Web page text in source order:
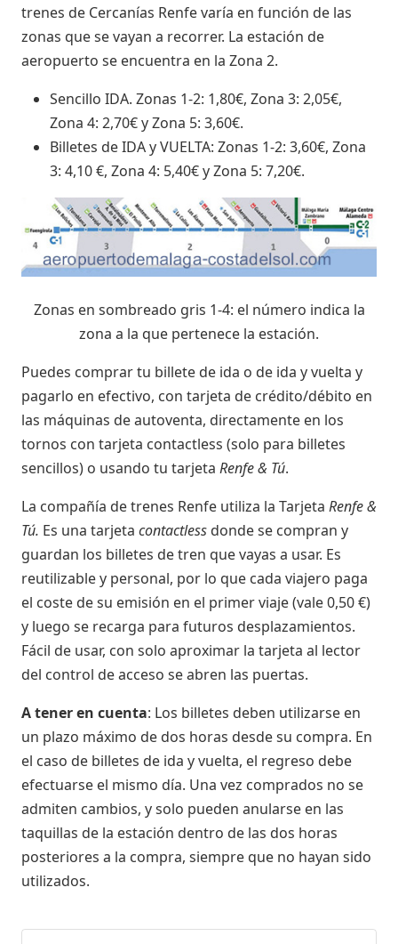
trenes de Cercanías Renfe varía en función de las
zonas que se vayan a recorrer. La estación de
aeropuerto se encuentra en la Zona 2.
Sencillo IDA. Zonas 1-2: 1,80€, Zona 3: 2,05€,
Zona 4: 2,70€ y Zona 5: 3,60€.
Billetes de IDA y VUELTA: Zonas 1-2: 3,60€, Zona
3: 4,10 €, Zona 4: 5,40€ y Zona 5: 7,20€.
Zonas en sombreado gris 1-4: el número indica la
zona a la que pertenece la estación.
Puedes comprar tu billete de ida o de ida y vuelta y
pagarlo en efectivo, con tarjeta de crédito/débito en
las máquinas de autoventa, directamente en los
tornos con tarjeta contactless (solo para billetes
sencillos) o usando tu tarjeta Renfe & Tú.
La compañía de trenes Renfe utiliza la Tarjeta Renfe &
Tú. Es una tarjeta contactless donde se compran y
guardan los billetes de tren que vayas a usar. Es
reutilizable y personal, por lo que cada viajero paga
el coste de su emisión en el primer viaje (vale 0,50 €)
y luego se recarga para futuros desplazamientos.
Fácil de usar, con solo aproximar la tarjeta al lector
del control de acceso se abren las puertas.
A tener en cuenta: Los billetes deben utilizarse en
un plazo máximo de dos horas desde su compra. En
el caso de billetes de ida y vuelta, el regreso debe
efectuarse el mismo día. Una vez comprados no se
admiten cambios, y solo pueden anularse en las
taquillas de la estación dentro de las dos horas
posteriores a la compra, siempre que no hayan sido
utilizados.